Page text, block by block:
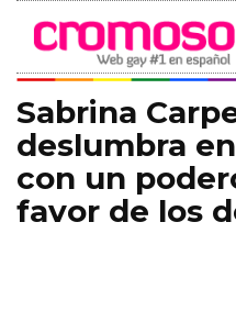
Sabrina
deslumbra
con un
favor de los